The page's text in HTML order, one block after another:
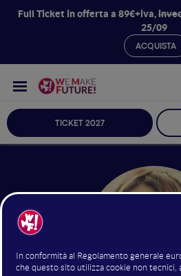
Full Ticket in offerta a 89€+iva,
25/09
ACQUISTA
TICKET 2027